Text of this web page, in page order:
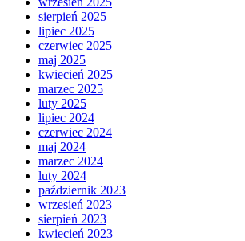
sierpień 2025
lipiec 2025
czerwiec 2025
maj 2025
kwiecień 2025
marzec 2025
luty 2025
lipiec 2024
czerwiec 2024
maj 2024
marzec 2024
luty 2024
październik 2023
wrzesień 2023
sierpień 2023
kwiecień 2023